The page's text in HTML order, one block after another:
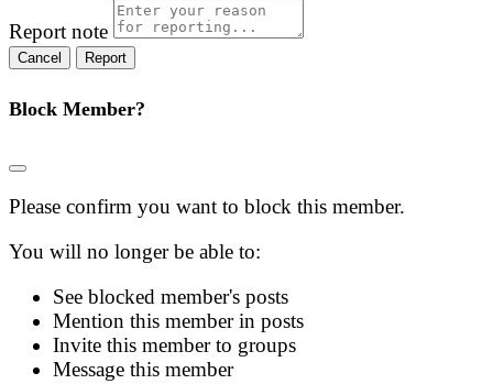
Report note
Report
Block Member?
Please confirm you want to block this member.
You will no longer be able to:
See blocked member's posts
Mention this member in posts
Invite this member to groups
Message this member